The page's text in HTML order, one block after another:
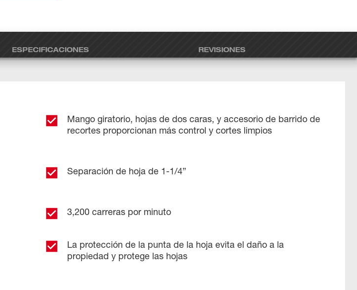
ESPECIFICACIONES REVISIONES
Mango giratorio, hojas de dos caras, y accesorio de barrido de
recortes proporcionan más control y cortes limpios
Separación de hoja de 1-1/4”
3,200 carreras por minuto
La protección de la punta de la hoja evita el daño a la
propiedad y protege las hojas